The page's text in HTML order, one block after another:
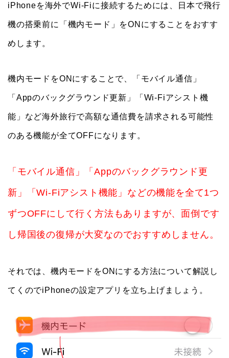
iPhoneを海外でWi-Fiに接続するためには、日本で飛行
機の搭乗前に「機内モード」をONにすることをおすす
めします。
機内モードをONにすることで、「モバイル通信」
「Appのバックグラウンド更新」「Wi-Fiアシスト機
能」など海外旅行で高額な通信費を請求される可能性
のある機能が全てOFFになります。
「モバイル通信」「Appのバックグラウンド更
新」「Wi-Fiアシスト機能」などの機能を全て1つ
ずつOFFにして行く方法もありますが、面倒です
し帰国後の復帰が大変なのでおすすめしません。
それでは、機内モードをONにする方法について解説し
てくのでiPhoneの設定アプリを立ち上げましょう。